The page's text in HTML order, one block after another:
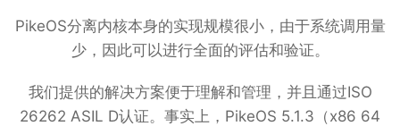
PikeOS分离内核本身的实现规模很小，由于系统调用量
少，因此可以进行全面的评估和验证。
我们提供的解决方案便于理解和管理，并且通过ISO
26262 ASIL D认证。事实上，PikeOS 5.1.3（x86 64